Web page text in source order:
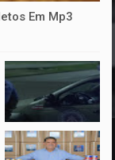
Em Mp3